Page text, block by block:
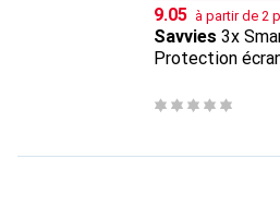
CHF
9.05 à partir de 2
Savvies 3x
Protection